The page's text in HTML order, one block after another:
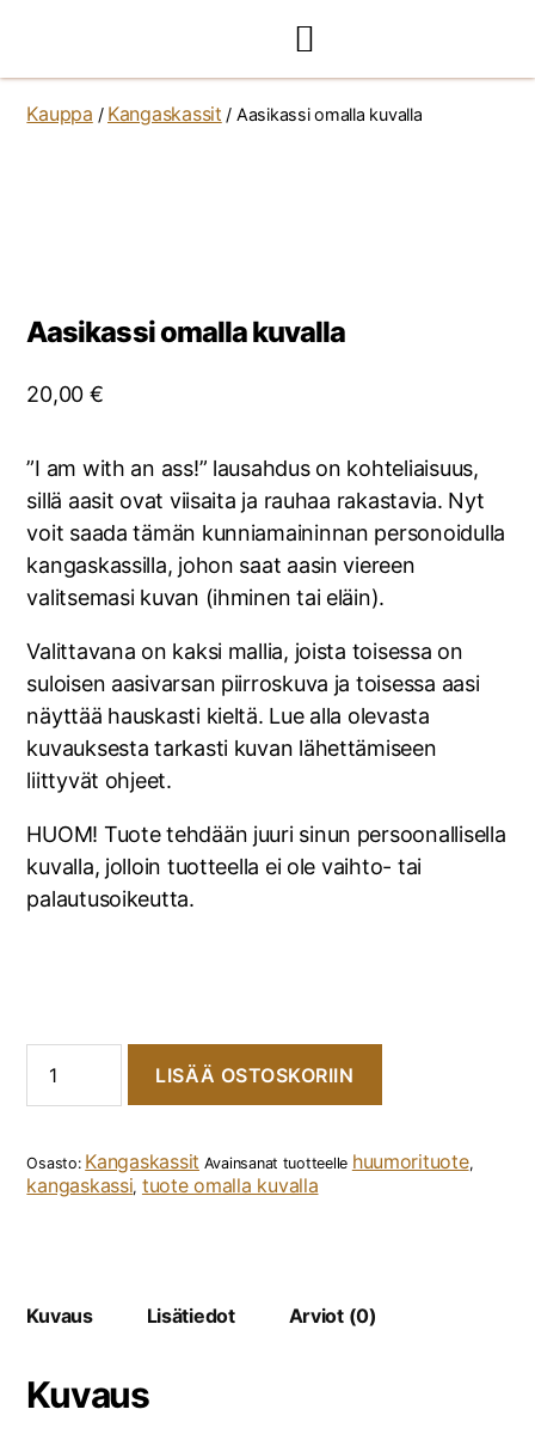
Kauppa / Kangaskassit / Aasikassi omalla kuvalla
Aasikassi omalla kuvalla
20,00 €
”I am with an ass!” lausahdus on kohteliaisuus,
sillä aasit ovat viisaita ja rauhaa rakastavia. Nyt
voit saada tämän kunniamaininnan personoidulla
kangaskassilla, johon saat aasin viereen
valitsemasi kuvan (ihminen tai eläin).
Valittavana on kaksi mallia, joista toisessa on
suloisen aasivarsan piirroskuva ja toisessa aasi
näyttää hauskasti kieltä. Lue alla olevasta
kuvauksesta tarkasti kuvan lähettämiseen
liittyvät ohjeet.
HUOM! Tuote tehdään juuri sinun persoonallisella
kuvalla, jolloin tuotteella ei ole vaihto- tai
palautusoikeutta.
LISÄÄ OSTOSKORIIN
Osasto: Kangaskassit Avainsanat tuotteelle huumorituote,
kangaskassi, tuote omalla kuvalla
Kuvaus Lisätiedot Arviot (0)
Kuvaus